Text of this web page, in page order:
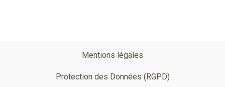
Mentions légales
Protection des Données (RGPD)